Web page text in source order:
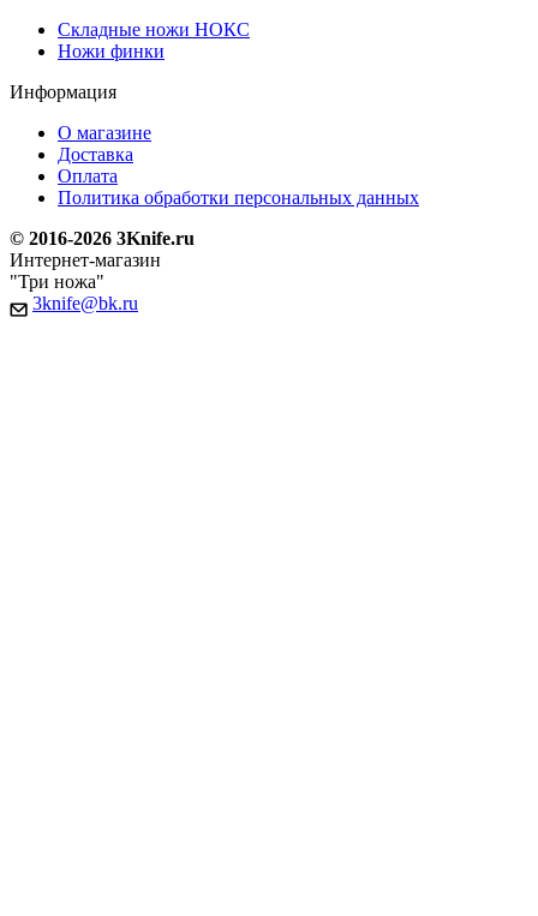
Складные ножи НОКС
Ножи финки
Информация
О магазине
Доставка
Оплата
Политика обработки персональных данных
© 2016-2026 3Knife.ru
Интернет-магазин
"Три ножа"
3knife@bk.ru